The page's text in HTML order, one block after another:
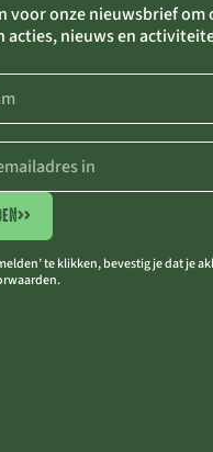
voor onze nieuwsbrief om
acties, nieuws en
te klikken, bevestig je dat je
>>